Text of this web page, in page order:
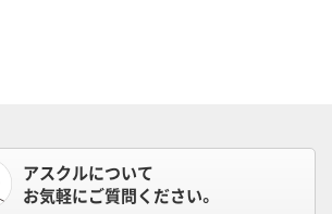
アスクルについて
お気軽にご質問ください。